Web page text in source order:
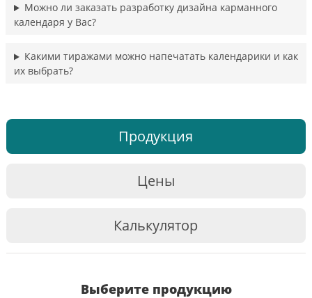
Можно ли заказать разработку дизайна карманного
календаря у Вас?
Какими тиражами можно напечатать календарики и как
их выбрать?
Продукция
Цены
Калькулятор
Выберите продукцию